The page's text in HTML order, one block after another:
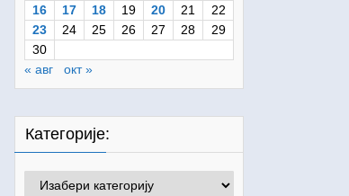
16
17 18 19 20 21
22
23
24 25 26 27 28
29
30
« авг
окт »
Категорије:
Категорије: